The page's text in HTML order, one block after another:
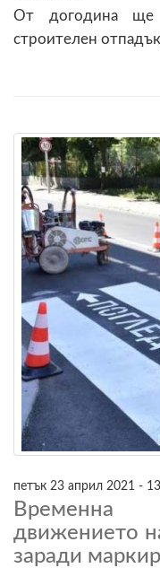
От догодина ще
строителен
петък 23 април 2021 -
Временна
движението
заради